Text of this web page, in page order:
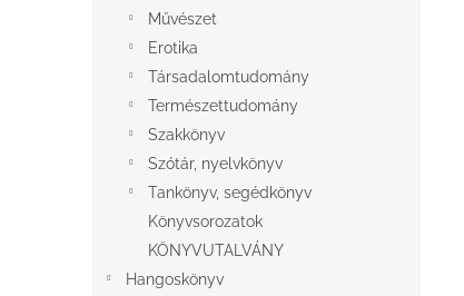
Művészet
Erotika
Társadalomtudomány
Természettudomány
Szakkönyv
Szótár, nyelvkönyv
Tankönyv, segédkönyv
Könyvsorozatok
KÖNYVUTALVÁNY
Hangoskönyv